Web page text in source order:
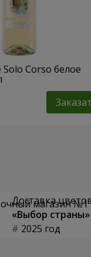
Corso белое
Доставка
«Выбор страны»
2025 год